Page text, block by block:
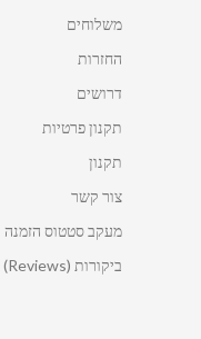
משלוחים
החזרות
דרושים
תקנון פרטיות
תקנון
צור קשר
מעקב סטטוס הזמנה
ביקורות MallShoes (Reviews)